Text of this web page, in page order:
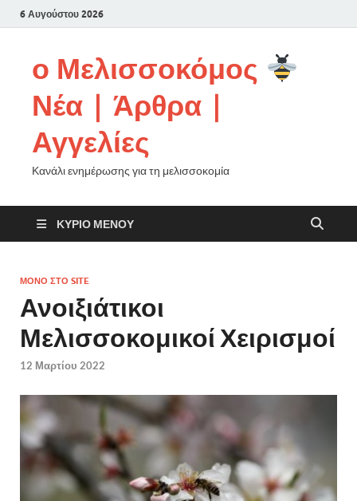
6 Αυγούστου 2026
ο Μελισσοκόμος
Νέα | Άρθρα |
Αγγελίες
Κανάλι ενημέρωσης για τη μελισσοκομία
ΚΎΡΙΟ ΜΕΝΟΎ
ΜΌΝΟ ΣΤΟ SITE
Ανοιξιάτικοι
Μελισσοκομικοί Χειρισμοί
12 Μαρτίου 2022